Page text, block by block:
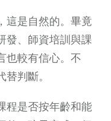
這是自然的。畢竟
發、師資培訓與課
也較有信心。不
判斷。
程是否按年齡和能